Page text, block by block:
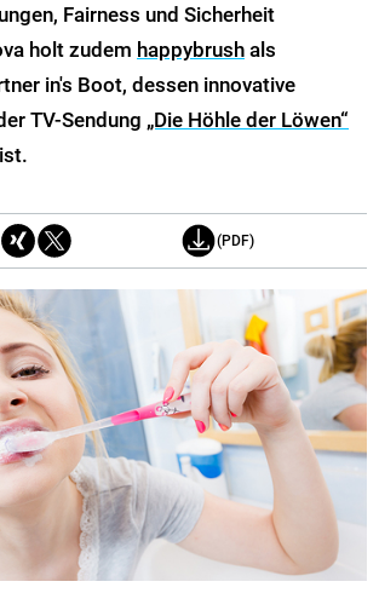
Fairness und Sicherheit
holt zudem happybrush als
in's Boot, dessen innovative
TV-Sendung „Die Höhle der Löwen“
(PDF)